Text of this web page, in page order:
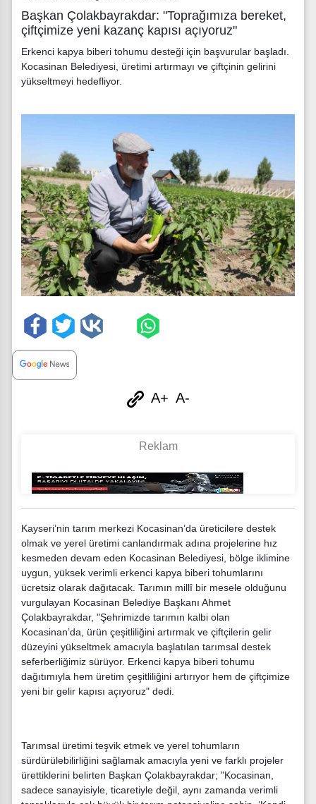
Başkan Çolakbayrakdar: "Toprağımıza bereket,
çiftçimize yeni kazanç kapısı açıyoruz"
Erkenci kapya biberi tohumu desteği için başvurular başladı.
Kocasinan Belediyesi, üretimi artırmayı ve çiftçinin gelirini
yükseltmeyi hedefliyor.
A+ A-
Kayseri’nin tarım merkezi Kocasinan’da üreticilere destek
olmak ve yerel üretimi canlandırmak adına projelerine hız
kesmeden devam eden Kocasinan Belediyesi, bölge iklimine
uygun, yüksek verimli erkenci kapya biberi tohumlarını
ücretsiz olarak dağıtacak. Tarımın millî bir mesele olduğunu
vurgulayan Kocasinan Belediye Başkanı Ahmet
Çolakbayrakdar, "Şehrimizde tarımın kalbi olan
Kocasinan’da, ürün çeşitliliğini artırmak ve çiftçilerin gelir
düzeyini yükseltmek amacıyla başlatılan tarımsal destek
seferberliğimiz sürüyor. Erkenci kapya biberi tohumu
dağıtımıyla hem üretim çeşitliliğini artırıyor hem de çiftçimize
yeni bir gelir kapısı açıyoruz" dedi.
Tarımsal üretimi teşvik etmek ve yerel tohumların
sürdürülebilirliğini sağlamak amacıyla yeni ve farklı projeler
ürettiklerini belirten Başkan Çolakbayrakdar; "Kocasinan,
sadece sanayisiyle, ticaretiyle değil, aynı zamanda verimli